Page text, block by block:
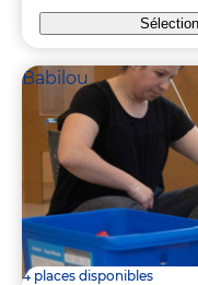
Babilou
4 places disponibles